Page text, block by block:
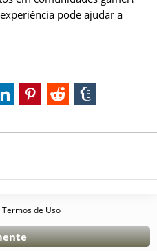
pode ajudar a
de Uso